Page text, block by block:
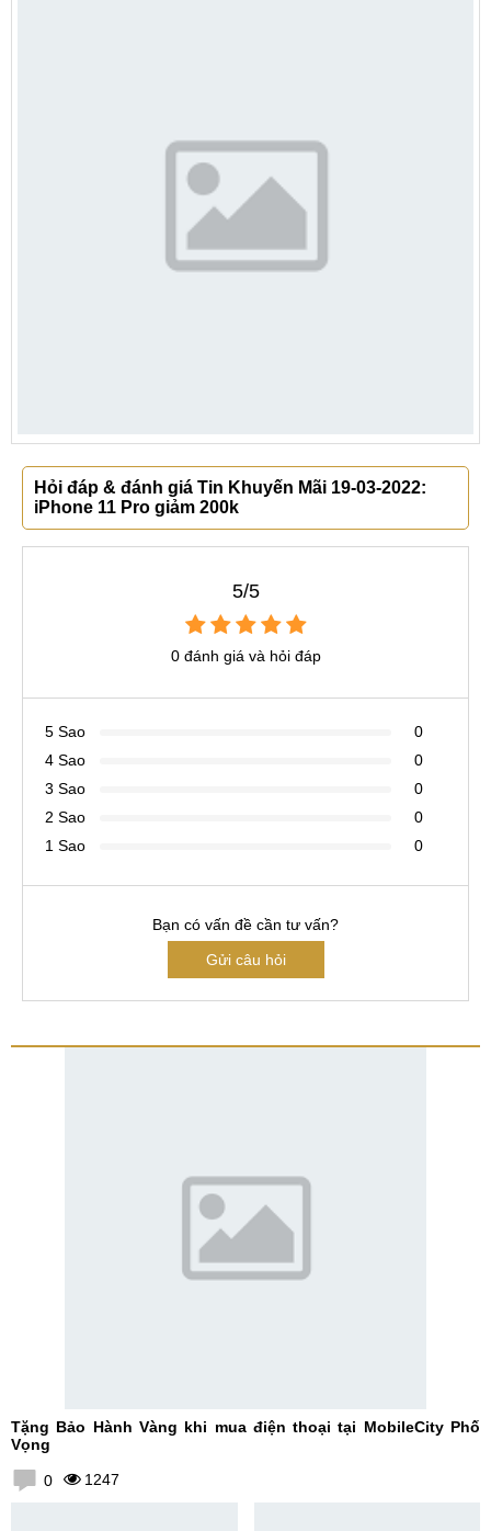
Hỏi đáp & đánh giá Tin Khuyến Mãi 19-03-2022:
iPhone 11 Pro giảm 200k
5/5
0 đánh giá và hỏi đáp
5 Sao
0
4 Sao
0
3 Sao
0
2 Sao
0
1 Sao
0
Bạn có vấn đề cần tư vấn?
Gửi câu hỏi
Tặng Bảo Hành Vàng khi mua điện thoại tại MobileCity Phố
Vọng
0 1247